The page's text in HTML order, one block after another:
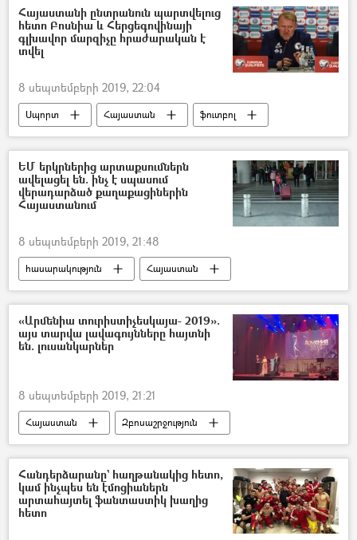
ֆուտբոլ
Բոսնիա և Հերցեգովինա
Հենրիխ Մխիթարյան
գոլ
Լուսանկար
Հայաստանի ընտրանուն պարտվելուց
հետո Բոսնիա և Հերցեգովինայի
գլխավոր մարզիչը հրաժարական է
տվել
8 սեպտեմբերի 2019, 22:04
Սպորտ Հայաստան
ֆուտբոլ
Ռոբերտ Պրոսինեչկի
Հրաժարական
մարզադաշտ
Բոսնիա և Հերցեգովինա
ԵՄ երկրներից արտաքսումներն
ավելացել են. ինչ է սպասում
վերադարձած քաղաքացիներին
Հայաստանում
8 սեպտեմբերի 2019, 21:48
հասարակություն
Հայաստան
միգրացիա
Գերմանիա
Եվրամիություն
հիվանդ
«Արմենիա տուրիստիչեսկայա- 2019».
այս տարվա լավագույնները հայտնի
են. լուսանկարներ
8 սեպտեմբերի 2019, 21:21
Հայաստան
Զբոսաշրջություն
մրցանակ
«Արմենիա տուրիստիչեսկայա»
Երևան
Հանդերձարանը` հաղթանակից հետո,
կամ ինչպես են էմոցիաներն
արտահայտել ֆանտաստիկ խաղից
հետո